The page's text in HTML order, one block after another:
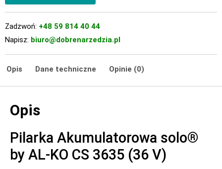
Zadzwoń: +48 59 814 40 44
Napisz: biuro@dobrenarzedzia.pl
Opis Dane techniczne Opinie (0)
Opis
Pilarka Akumulatorowa solo®
by AL-KO CS 3635 (36 V)